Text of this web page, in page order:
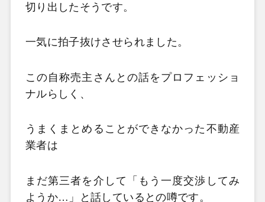
切り出したそうです。
一気に拍子抜けさせられました。
この自称売主さんとの話をプロフェッショ
ナルらしく、
うまくまとめることができなかった不動産
業者は
まだ第三者を介して「もう一度交渉してみ
ようか…」と話しているとの噂です。